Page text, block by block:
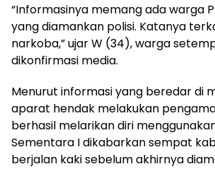
“Informasinya memang ada warga
yang diamankan polisi. Katanya
narkoba,” ujar W (34), warga
dikonfirmasi media.
Menurut informasi yang beredar di
aparat hendak melakukan
berhasil melarikan diri
Sementara I dikabarkan sempat
berjalan kaki sebelum akhirnya